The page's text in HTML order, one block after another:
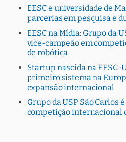
EESC e universidade de
parcerias em pesquisa e
EESC na Mídia: Grupo da
vice-campeão em
de robótica
Startup nascida na EESC-
primeiro sistema na
expansão internacional
Grupo da USP São Carlos
competição internacional